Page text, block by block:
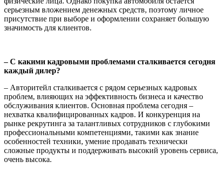
серьезным вложением денежных средств, поэтому личное
присутствие при выборе и оформлении сохраняет большую
значимость для клиентов.
– С какими кадровыми проблемами сталкивается сегодня
каждый дилер?
– Авторитейл сталкивается с рядом серьезных кадровых
проблем, влияющих на эффективность бизнеса и качество
обслуживания клиентов. Основная проблема сегодня –
нехватка квалифицированных кадров. И конкуренция на
рынке рекрутинга за талантливых сотрудников с глубокими
профессиональными компетенциями, такими как знание
особенностей техники, умение продавать технически
сложные продукты и поддерживать высокий уровень сервиса,
очень высока.